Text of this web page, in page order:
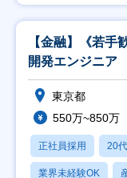
【金融】《若手
開発エンジニア
東京都
550万~850万
正社員採用 20
業界未経験OK